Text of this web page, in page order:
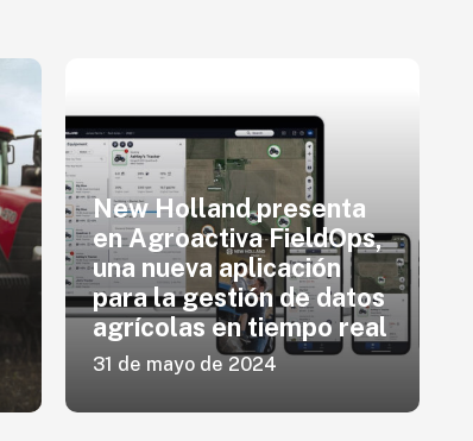
New Holland presenta
en Agroactiva FieldOps,
una nueva aplicación
para la gestión de datos
agrícolas en tiempo real
31 de mayo de 2024